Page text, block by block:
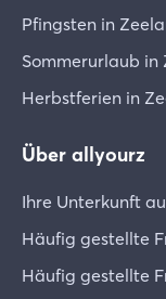
Pfingsten in
Sommerurlaub in
Herbstferien in
Über allyourz
Ihre Unterkunft
Häufig gestellte
Häufig gestellte